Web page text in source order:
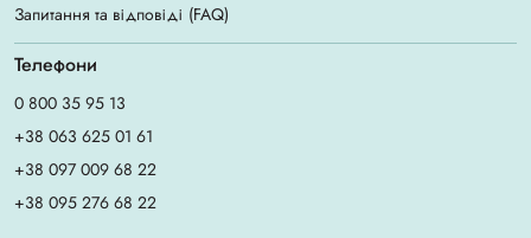
Запитання та відповіді (FAQ)
Телефони
0 800 35 95 13
+38 063 625 01 61
+38 097 009 68 22
+38 095 276 68 22